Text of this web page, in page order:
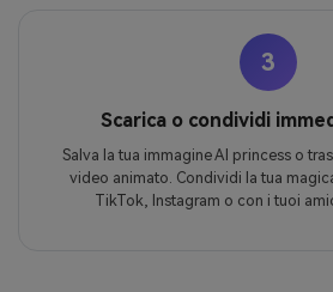
3
Scarica o condividi
Salva la tua immagine AI princess o
video animato. Condividi la tua
TikTok, Instagram o con i tuoi